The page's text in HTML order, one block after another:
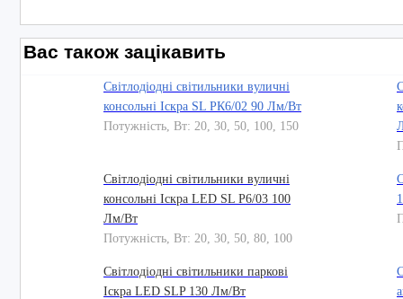
Вас також зацікавить
Світлодіодні світильники вуличні
консольні Іскра SL РК6/02 90 Лм/Вт
Потужність, Вт: 20, 30, 50, 100, 150
Світлодіодні світильники вуличні
консольні Іскра LED SL P6/03 100
Лм/Вт
Потужність, Вт: 20, 30, 50, 80, 100
Світлодіодні світильники паркові
Іскра LED SLP 130 Лм/Вт